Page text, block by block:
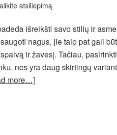
atsiliepimą
išreikšti savo stilių ir
nagus, jie taip pat gali
ir žavesį. Tačiau,
nes yra daug skirtingų
more…]